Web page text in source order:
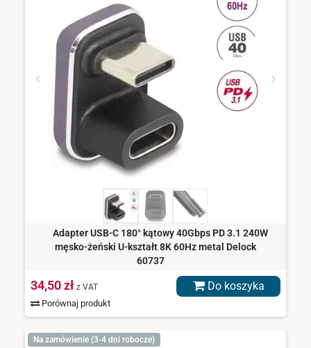
Adapter USB-C 180° kątowy 40Gbps PD 3.1 240W
męsko-żeński U-kształt 8K 60Hz metal Delock
60737
34,50 zł z VAT
Porównaj produkt
Do koszyka
Na zamówienie (3-4 dni robocze)